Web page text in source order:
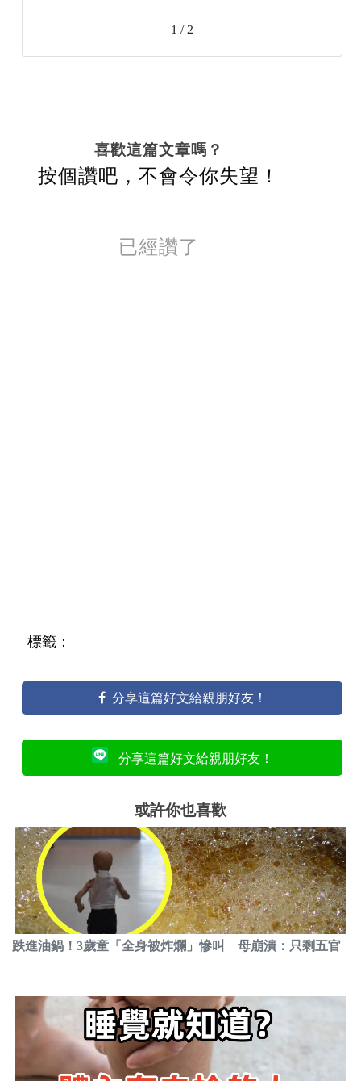
1 / 2
喜歡這篇文章嗎？
按個讚吧，不會令你失望！
已經讚了
標籤：
分享這篇好文給親朋好友！
分享這篇好文給親朋好友！
或許你也喜歡
跌進油鍋！3歲童「全身被炸爛」慘叫 母崩潰：只剩五官